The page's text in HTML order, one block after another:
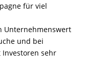
für viel
Unternehmenswert
und bei
sehr